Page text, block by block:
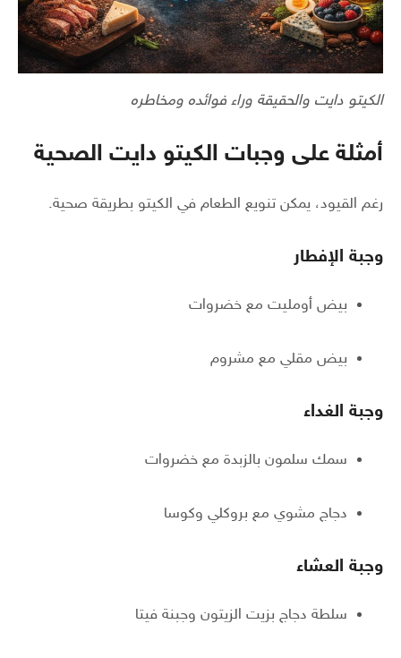
الكيتو دايت والحقيقة وراء فوائده ومخاطره
أمثلة على وجبات الكيتو دايت الصحية
رغم القيود، يمكن تنويع الطعام في الكيتو بطريقة صحية.
وجبة الإفطار
بيض أومليت مع خضروات
بيض مقلي مع مشروم
وجبة الغداء
سمك سلمون بالزبدة مع خضروات
دجاج مشوي مع بروكلي وكوسا
وجبة العشاء
سلطة دجاج بزيت الزيتون وجبنة فيتا